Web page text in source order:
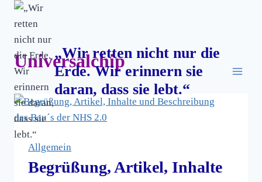
Zum
Inhalt
springen
„Wir retten nicht nur die
Erde. Wir erinnern sie
daran, dass sie lebt.“
Universalchip
Allgemein
Begrüßung, Artikel, Inhalte